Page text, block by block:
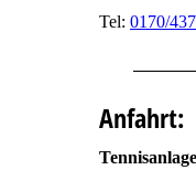
Tel: 0170/
Anfahrt: